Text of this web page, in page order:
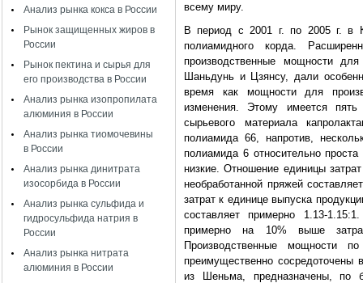
Анализ рынка кокса в России
Рынок защищенных жиров в
России
Рынок пектина и сырья для
его производства в России
Анализ рынка изопропилата
алюминия в России
Анализ рынка тиомочевины
в России
Анализ рынка динитрата
изосорбида в России
Анализ рынка сульфида и
гидросульфида натрия в
России
Анализ рынка нитрата
алюминия в России
всему миру.
В период с 2001 г. по 2005 г. в
полиамидного корда.
производственные мощности
Шаньдунь и Цзянсу, дали
время как мощности для
изменения. Этому имеется
сырьевого материала
полиамида 66, напротив,
полиамида 6 относительно
низкие. Отношение единицы
необработанной пряжей
затрат к единице выпуска
составляет примерно 1.13-
примерно на 10% выше
Производственные мощности
преимущественно сосредоточены
из Шеньма, предназначены, по